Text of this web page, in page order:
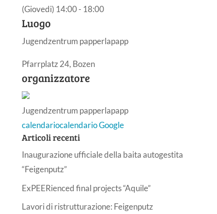
(Giovedi) 14:00 - 18:00
Luogo
Jugendzentrum papperlapapp
Pfarrplatz 24, Bozen
organizzatore
Jugendzentrum papperlapapp
calendariocalendario Google
Articoli recenti
Inaugurazione ufficiale della baita autogestita
“Feigenputz”
ExPEERienced final projects “Aquile”
Lavori di ristrutturazione: Feigenputz